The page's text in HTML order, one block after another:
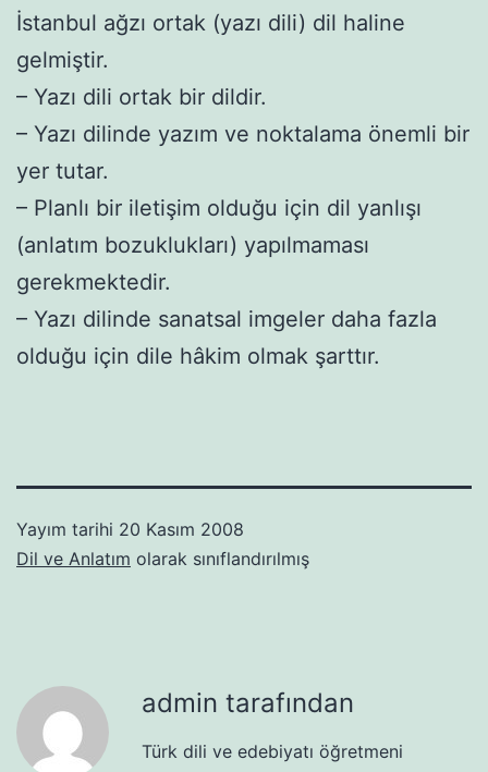
İstanbul ağzı ortak (yazı dili) dil haline
gelmiştir.
– Yazı dili ortak bir dildir.
– Yazı dilinde yazım ve noktalama önemli bir
yer tutar.
– Planlı bir iletişim olduğu için dil yanlışı
(anlatım bozuklukları) yapılmaması
gerekmektedir.
– Yazı dilinde sanatsal imgeler daha fazla
olduğu için dile hâkim olmak şarttır.
Yayım tarihi 20 Kasım 2008
Dil ve Anlatım olarak sınıflandırılmış
admin tarafından
Türk dili ve edebiyatı öğretmeni